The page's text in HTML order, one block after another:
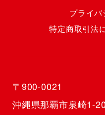
プライ
特定商取引法
〒900-0021
沖縄県那覇市泉崎1-